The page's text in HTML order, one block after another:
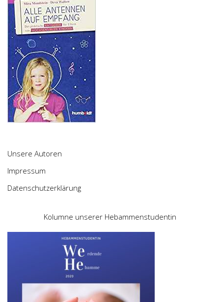
Unsere Autoren
Impressum
Datenschutzerklärung
Kolumne unserer Hebammenstudentin